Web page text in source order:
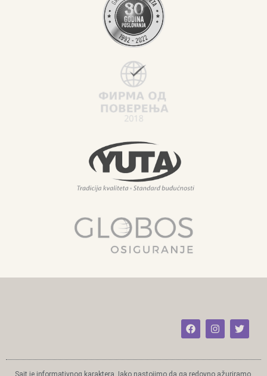
Sajt je informativnog karaktera. Iako nastojimo da ga redovno ažuriramo,